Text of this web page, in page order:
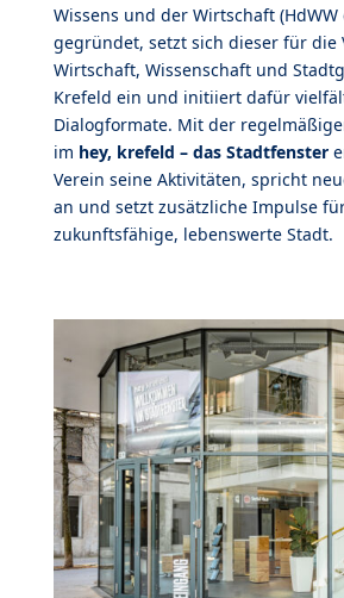
Wissens und der Wirtschaft (HdWW
gegründet, setzt sich dieser für die
Wirtschaft, Wissenschaft und
Krefeld ein und initiiert dafür
Dialogformate. Mit der
im hey, krefeld – das Stadtfenster
Verein seine Aktivitäten, spricht
an und setzt zusätzliche Impulse
zukunftsfähige, lebenswerte Stadt.